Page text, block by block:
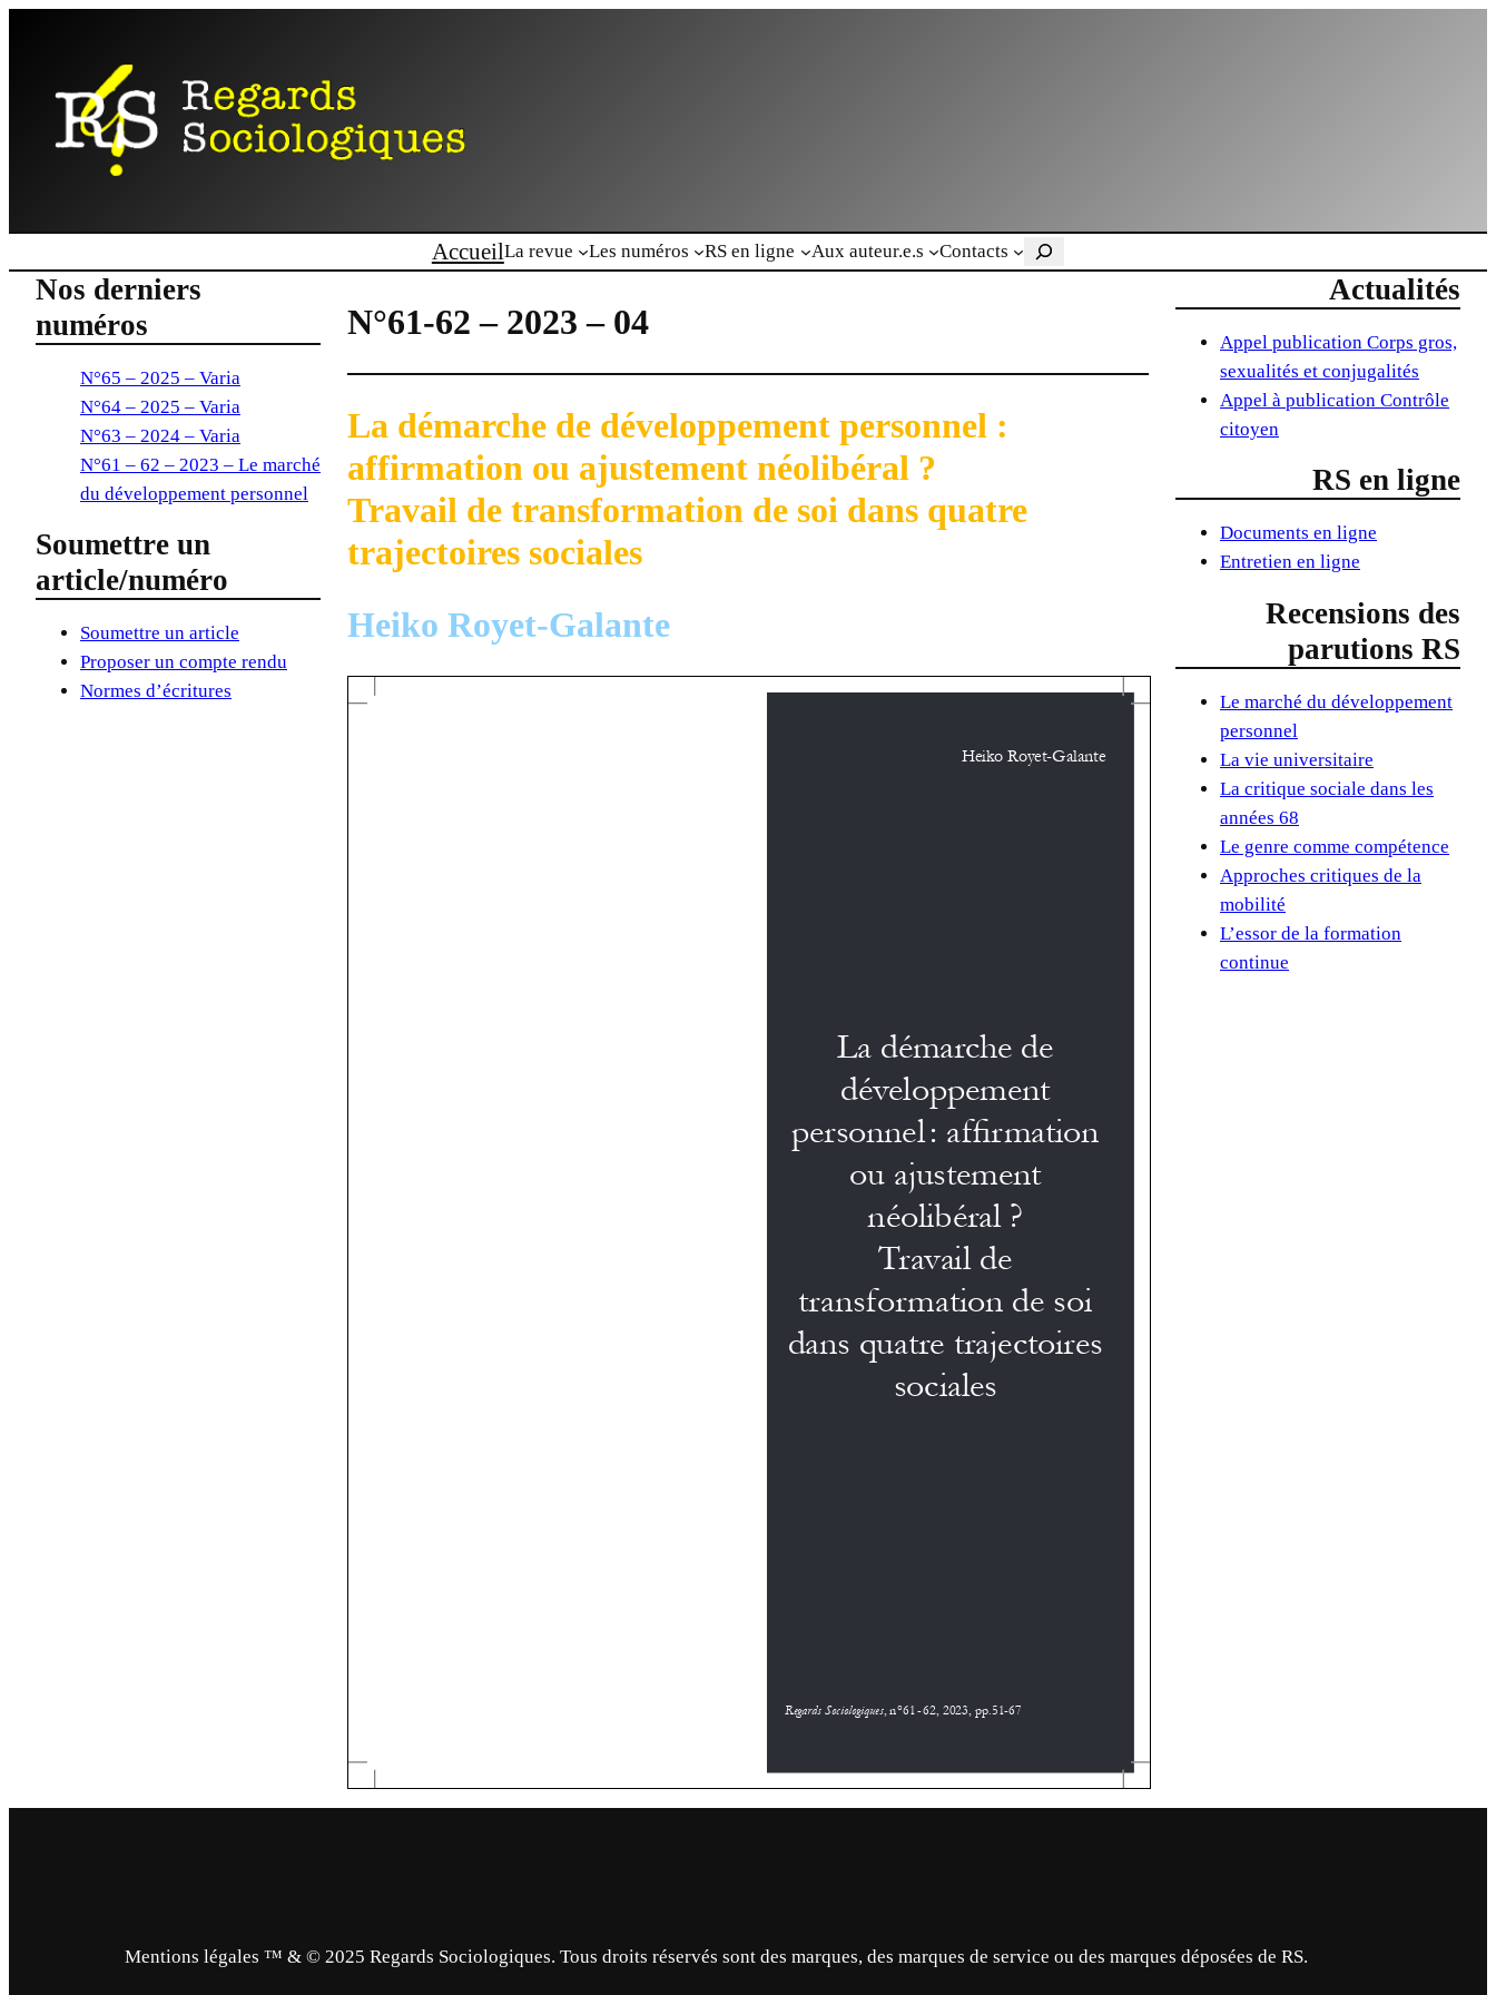
AccueilLa revue Les numéros RS en ligne Aux auteur.e.s Contacts Rechercher
Nos derniers
numéros
N°65 – 2025 – Varia
N°64 – 2025 – Varia
N°63 – 2024 – Varia
N°61 – 62 – 2023 – Le marché
du développement personnel
Soumettre un
article/numéro
Soumettre un article
Proposer un compte rendu
Normes d’écritures
N°61-62 – 2023 – 04
La démarche de développement personnel :
affirmation ou ajustement néolibéral ?
Travail de transformation de soi dans quatre
trajectoires sociales
Heiko Royet-Galante
Actualités
Appel publication Corps gros,
sexualités et conjugalités
Appel à publication Contrôle
citoyen
RS en ligne
Documents en ligne
Entretien en ligne
Recensions des
parutions RS
Le marché du développement
personnel
La vie universitaire
La critique sociale dans les
années 68
Le genre comme compétence
Approches critiques de la
mobilité
L’essor de la formation
continue
Mentions légales ™ & © 2025 Regards Sociologiques. Tous droits réservés sont des marques, des marques de service ou des marques déposées de RS.